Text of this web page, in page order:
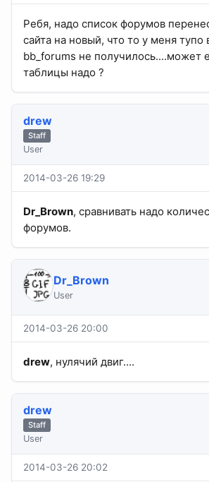
Ребя, надо список форумов
сайта на новый, что то у меня тупо
bb_forums не получилось....может
таблицы надо ?
drew
Staff
User
2014-03-26 19:29
Dr_Brown, сравнивать надо
форумов.
Dr_Brown
User
2014-03-26 20:00
drew, нулячий двиг....
drew
Staff
User
2014-03-26 20:02